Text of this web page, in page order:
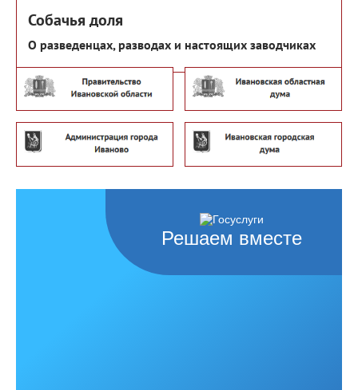
Собачья доля
О разведенцах, разводах и настоящих заводчиках
Решаем вместе